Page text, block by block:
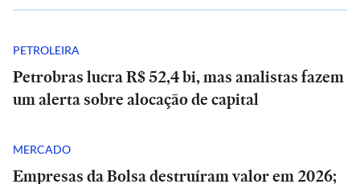
PETROLEIRA
Petrobras lucra R$ 52,4 bi, mas analistas fazem
um alerta sobre alocação de capital
MERCADO
Empresas da Bolsa destruíram valor em 2026;